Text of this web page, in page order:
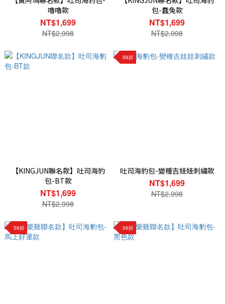
嚕嚕款
NT$1,699
NT$2,998
包-蠢兔款
NT$1,699
NT$2,998
【KINGJUN聯名款】吐司海豹
包-BT款
NT$1,699
NT$2,998
56折
吐司海豹包-變種吉娃娃刺繡款
NT$1,699
NT$2,998
56折 56折